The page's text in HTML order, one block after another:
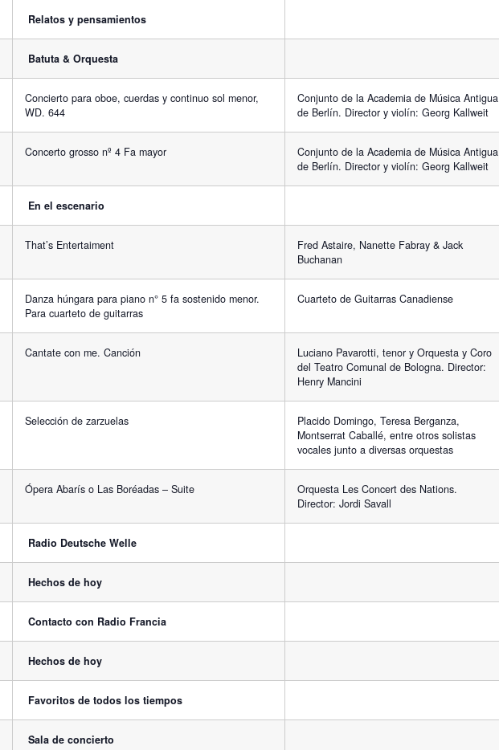
Relatos y pensamientos
Batuta & Orquesta
Concierto para oboe, cuerdas y continuo sol menor,
WD. 644
Conjunto de la Academia de Música Antigua
de Berlín. Director y violín: Georg Kallweit
Concerto grosso nº 4 Fa mayor
Conjunto de la Academia de Música Antigua
de Berlín. Director y violín: Georg Kallweit
En el escenario
That’s Entertaiment
Fred Astaire, Nanette Fabray & Jack
Buchanan
Danza húngara para piano n° 5 fa sostenido menor.
Para cuarteto de guitarras
Cuarteto de Guitarras Canadiense
Cantate con me. Canción
Luciano Pavarotti, tenor y Orquesta y Coro
del Teatro Comunal de Bologna. Director:
Henry Mancini
Selección de zarzuelas
Placido Domingo, Teresa Berganza,
Montserrat Caballé, entre otros solistas
vocales junto a diversas orquestas
Ópera Abarís o Las Boréadas – Suite
Orquesta Les Concert des Nations.
Director: Jordi Savall
Radio Deutsche Welle
Hechos de hoy
Contacto con Radio Francia
Hechos de hoy
Favoritos de todos los tiempos
Sala de concierto